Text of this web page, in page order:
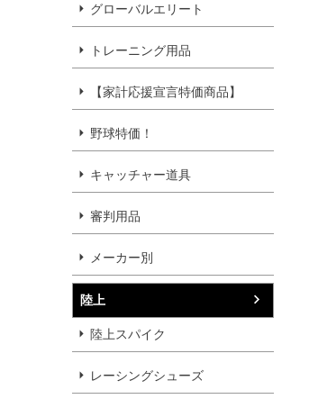
グローバルエリート
トレーニング用品
【家計応援宣言特価商品】
野球特価！
キャッチャー道具
審判用品
メーカー別
陸上
陸上スパイク
レーシングシューズ